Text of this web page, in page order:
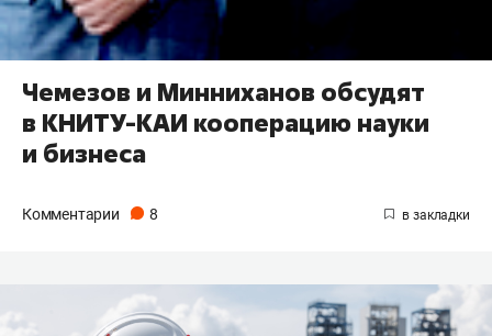
Чемезов и Минниханов обсудят
в КНИТУ-КАИ кооперацию науки
и бизнеса
Комментарии 8